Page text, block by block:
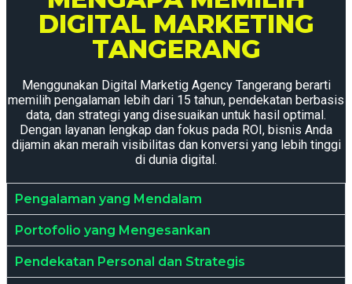
DIGITAL MARKETING
TANGERANG
Menggunakan Digital Marketig Agency Tangerang berarti
memilih pengalaman lebih dari 15 tahun, pendekatan berbasis
data, dan strategi yang disesuaikan untuk hasil optimal.
Dengan layanan lengkap dan fokus pada ROI, bisnis Anda
dijamin akan meraih visibilitas dan konversi yang lebih tinggi
di dunia digital.
Pengalaman yang Mendalam
Portofolio yang Mengesankan
Pendekatan Personal dan Strategis